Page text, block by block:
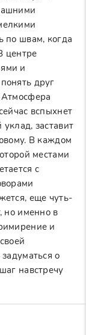
по швам, когда
центре
и
друг
вспыхнет
заставит
В каждом
местами
с
еще чуть-
но именно в
и
о
навстречу